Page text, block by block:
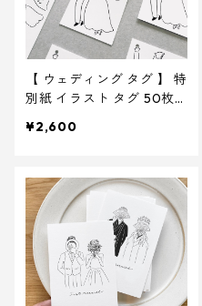
【 ウェディング タグ 】 特
別紙 イラスト タグ 50枚
¥2,600